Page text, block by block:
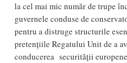
la cel mai mic număr de trupe
guvernele conduse de
pentru a distruge structurile
pretențiile Regatului Unit de a
conducerea securității